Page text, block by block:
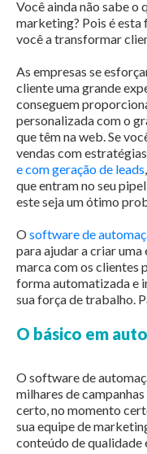
Você ainda não sabe o
marketing? Pois é esta
você a transformar
As empresas se
cliente uma grande
conseguem
personalizada com o
que têm na web. Se
vendas com
e com geração de leads
que entram no seu
este seja um ótimo
Osoftware de
para ajudar a criar
marca com os clientes
forma automatizada e
sua força de trabalho.
O básico em
O software de
milhares de
certo, no momento
sua equipe de
conteúdo de qualidade